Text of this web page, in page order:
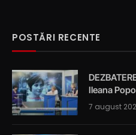
POSTĂRI RECENTE
Ileana
7 august